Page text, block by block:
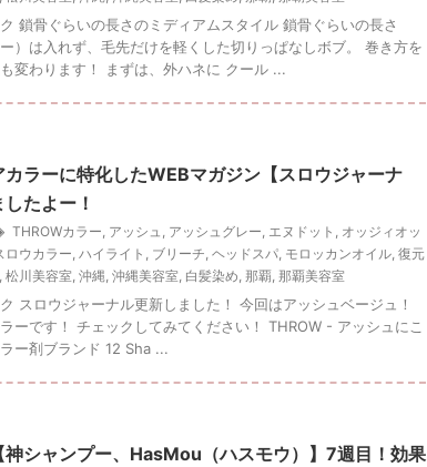
鎖骨ぐらいの長さのミディアムスタイル 鎖骨ぐらいの長さ
）は入れず、毛先だけを軽くした切りっぱなしボブ。 巻き方を
変わります！ まずは、外ハネに クール ...
ラーに特化したWEBマガジン【スロウジャーナ
たよー！
THROWカラー, アッシュ , アッシュグレー, エヌドット , オッジィオッ
ロウカラー, ハイライト , ブリーチ, ヘッドスパ, モロッカンオイル, 復元
, 松川美容室, 沖縄, 沖縄美容室, 白髪染め, 那覇, 那覇美容室
スロウジャーナル更新しました！ 今回はアッシュベージュ！
ーです！ チェックしてみてください！ THROW - アッシュにこ
ー剤ブランド 12 Sha ...
神シャンプー、HasMou（ハスモウ）】7週目！効果